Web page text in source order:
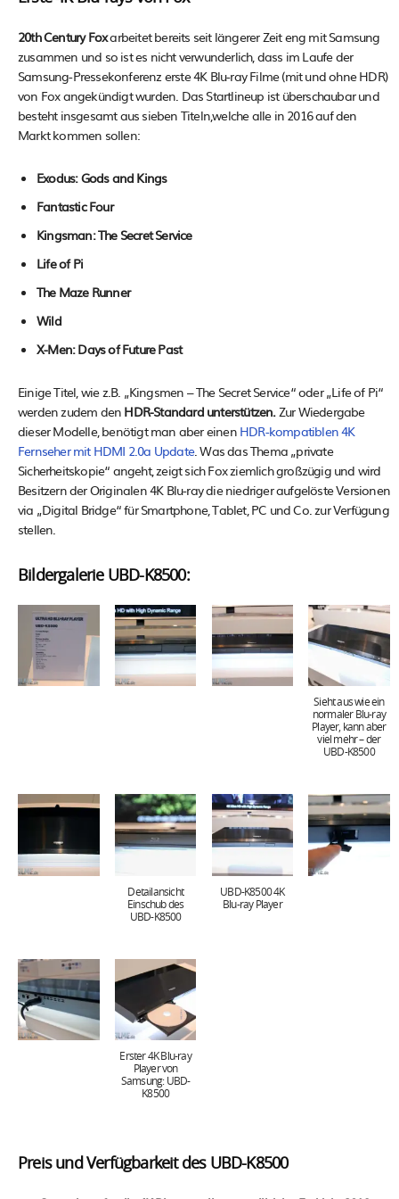
20th Century Foxarbeitet bereits seit längerer Zeit eng mit Samsung
zusammen und so ist es nicht verwunderlich, dass im Laufe der
Samsung-Pressekonferenz erste 4K Blu-ray Filme (mit und ohne HDR)
von Fox angekündigt wurden. Das Startlineup ist überschaubar und
besteht insgesamt aus sieben Titeln,welche alle in 2016 auf den
Markt kommen sollen:
Exodus: Gods and Kings
Fantastic Four
Kingsman: The Secret Service
Life of Pi
The Maze Runner
Wild
X-Men: Days of Future Past
Einige Titel, wie z.B. „Kingsmen – The Secret Service“ oder „Life of Pi“
werden zudem den HDR-Standard unterstützen.Zur Wiedergabe
dieser Modelle, benötigt man aber einen HDR-kompatiblen 4K
Fernseher mit HDMI 2.0a Update. Was das Thema „private
Sicherheitskopie“ angeht, zeigt sich Fox ziemlich großzügig und wird
Besitzern der Originalen 4K Blu-ray die niedriger aufgelöste Versionen
via „Digital Bridge“ für Smartphone, Tablet, PC und Co. zur Verfügung
stellen.
Bildergalerie UBD-K8500:
Sieht aus wie ein
normaler Blu-ray
Player, kann aber
viel mehr – der
UBD-K8500
Detailansicht
Einschub des
UBD-K8500
UBD-K8500 4K
Blu-ray Player
Erster 4K Blu-ray
Player von
Samsung: UBD-
K8500
Preis und Verfügbarkeit des UBD-K8500